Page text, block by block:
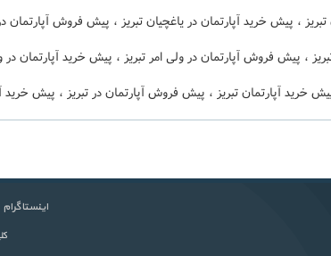
تبریز ، پیش خرید آپارتمان در یاغچیان تبریز ، پیش فروش آپارتمان
، پیش فروش آپارتمان در ولی امر تبریز ، پیش خرید آپارتمان
خرید آپارتمان تبریز ، پیش فروش آپارتمان در تبریز ، پیش خرید
اینستاگرام